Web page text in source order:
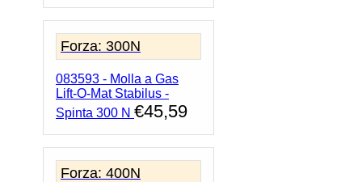
Forza: 300N
083593 - Molla a Gas
Lift-O-Mat Stabilus -
Spinta 300 N €45,59
Forza: 400N